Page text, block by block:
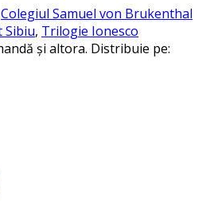
Colegiul Samuel von Brukenthal
Sibiu, Trilogie Ionesco
și altora. Distribuie pe: